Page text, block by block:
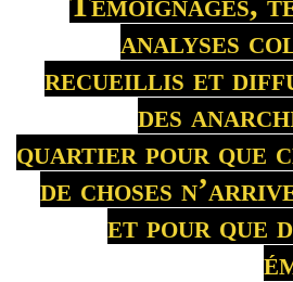
analyses
recueillis et
des
quartier pour que
de choses
et pour que